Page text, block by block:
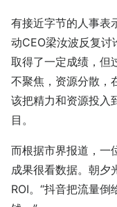
有接近字节的人事表
动CEO梁汝波反复讨
取得了一定成绩，但
不聚焦，资源分散，
该把精力和资源投入
目。
而根据市界报道，一
成果很看数据。朝夕
ROI。“抖音把流量